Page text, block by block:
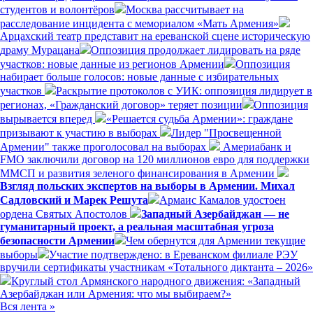
студентов и волонтёров
Москва рассчитывает на
расследование инцидента с мемориалом «Мать Армения»
Арцахский театр представит на ереванской сцене историческую
драму Мурацана
Оппозиция продолжает лидировать на ряде
участков: новые данные из регионов Армении
Оппозиция
набирает больше голосов: новые данные с избирательных
участков
Раскрытие протоколов с УИК: оппозиция лидирует в
регионах, «Гражданский договор» теряет позиции
Оппозиция
вырывается вперед
«Решается судьба Армении»: граждане
призывают к участию в выборах
Лидер "Просвещенной
Армении" также проголосовал на выборах
Америабанк и
FMO заключили договор на 120 миллионов евро для поддержки
ММСП и развития зеленого финансирования в Армении
Взгляд польских экспертов на выборы в Армении. Михал
Садловский и Марек Решута
Армаис Камалов удостоен
ордена Святых Апостолов
Западный Азербайджан — не
гуманитарный проект, а реальная масштабная угроза
безопасности Армении
Чем обернутся для Армении текущие
выборы
Участие подтверждено: в Ереванском филиале РЭУ
вручили сертификаты участникам «Тотального диктанта – 2026»
Круглый стол Армянского народного движения: «Западный
Азербайджан или Армения: что мы выбираем?»
Вся лента »